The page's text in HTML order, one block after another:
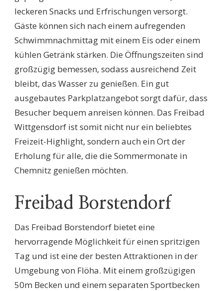
leckeren Snacks und Erfrischungen versorgt.
Gäste können sich nach einem aufregenden
Schwimmnachmittag mit einem Eis oder einem
kühlen Getränk stärken. Die Öffnungszeiten sind
großzügig bemessen, sodass ausreichend Zeit
bleibt, das Wasser zu genießen. Ein gut
ausgebautes Parkplatzangebot sorgt dafür, dass
Besucher bequem anreisen können. Das Freibad
Wittgensdorf ist somit nicht nur ein beliebtes
Freizeit-Highlight, sondern auch ein Ort der
Erholung für alle, die die Sommermonate in
Chemnitz genießen möchten.
Freibad Borstendorf
Das Freibad Borstendorf bietet eine
hervorragende Möglichkeit für einen spritzigen
Tag und ist eine der besten Attraktionen in der
Umgebung von Flöha. Mit einem großzügigen
50m Becken und einem separaten Sportbecken